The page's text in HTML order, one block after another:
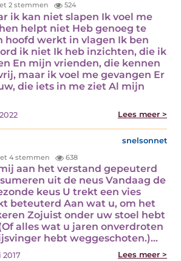
2 stemmen 524
ik kan niet slapen Ik voel me
helpt niet Heb genoeg te
hoofd werkt in vlagen Ik ben
ik niet Ik heb inzichten, die ik
En mijn vrienden, die kennen
maar ik voel me gevangen Er
die iets in me ziet Al mijn
Lees meer >
snelsonnet
4 stemmen 638
aan het verstand gepeuterd
uit de neus Vandaag de
keus U trekt een vies
beteuterd Aan wat u, om het
Zojuist onder uw stoel hebt
alles wat u jaren onverdroten
hebt weggeschoten.)…
2017 Lees meer >